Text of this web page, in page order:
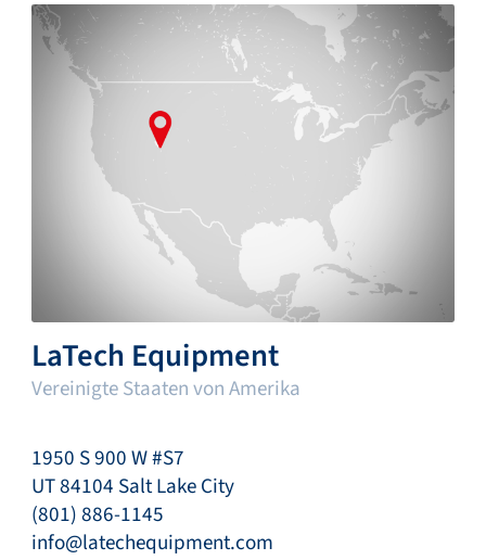
LaTech Equipment
Vereinigte Staaten von Amerika
1950 S 900 W #S7
UT 84104 Salt Lake City
(801) 886-1145
info@latechequipment.com